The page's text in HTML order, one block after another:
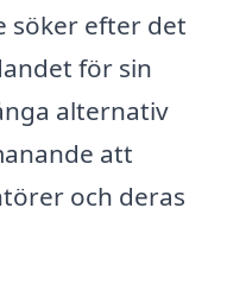
söker efter det
för sin
alternativ
att
och deras